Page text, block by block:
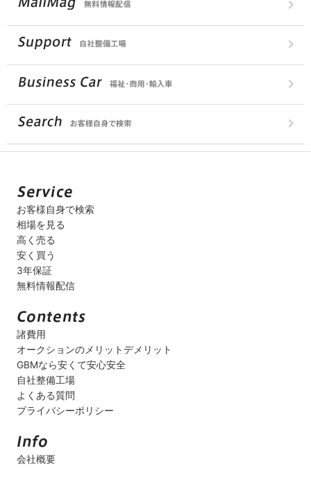
お客様自身で検索
相場を見る
高く売る
安く買う
3年保証
無料情報配信
諸費用
オークションのメリットデメリット
GBMなら安くて安心安全
自社整備工場
よくある質問
プライバシーポリシー
会社概要